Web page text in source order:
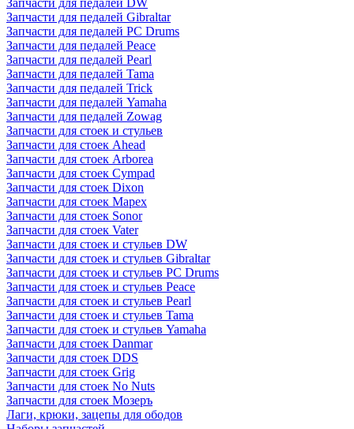
Запчасти для педалей DW
Запчасти для педалей Gibraltar
Запчасти для педалей PC Drums
Запчасти для педалей Peace
Запчасти для педалей Pearl
Запчасти для педалей Tama
Запчасти для педалей Trick
Запчасти для педалей Yamaha
Запчасти для педалей Zowag
Запчасти для стоек и стульев
Запчасти для стоек Ahead
Запчасти для стоек Arborea
Запчасти для стоек Cympad
Запчасти для стоек Dixon
Запчасти для стоек Mapex
Запчасти для стоек Sonor
Запчасти для стоек Vater
Запчасти для стоек и стульев DW
Запчасти для стоек и стульев Gibraltar
Запчасти для стоек и стульев PC Drums
Запчасти для стоек и стульев Peace
Запчасти для стоек и стульев Pearl
Запчасти для стоек и стульев Tama
Запчасти для стоек и стульев Yamaha
Запчасти для стоек Danmar
Запчасти для стоек DDS
Запчасти для стоек Grig
Запчасти для стоек No Nuts
Запчасти для стоек Мозеръ
Лаги, крюки, зацепы для ободов